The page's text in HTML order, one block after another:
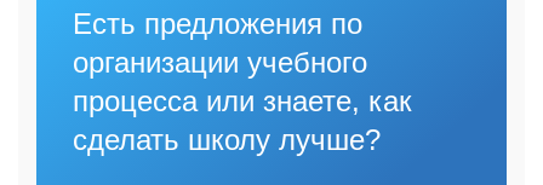
Есть предложения по
организации учебного
процесса или знаете, как
сделать школу лучше?